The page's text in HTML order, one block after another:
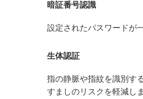
暗証番号認識
設定されたパスワードが
生体認証
指の静脈や指紋を識別す
すましのリスクを軽減しま